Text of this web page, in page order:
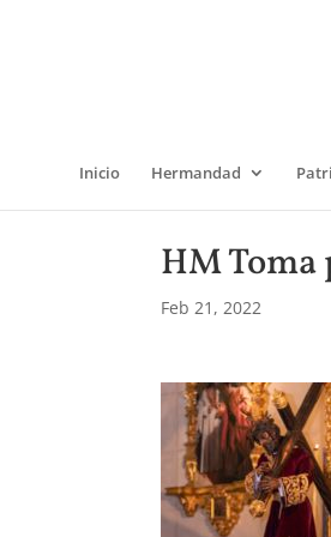
Inicio Hermandad
HM
Feb 21, 2022